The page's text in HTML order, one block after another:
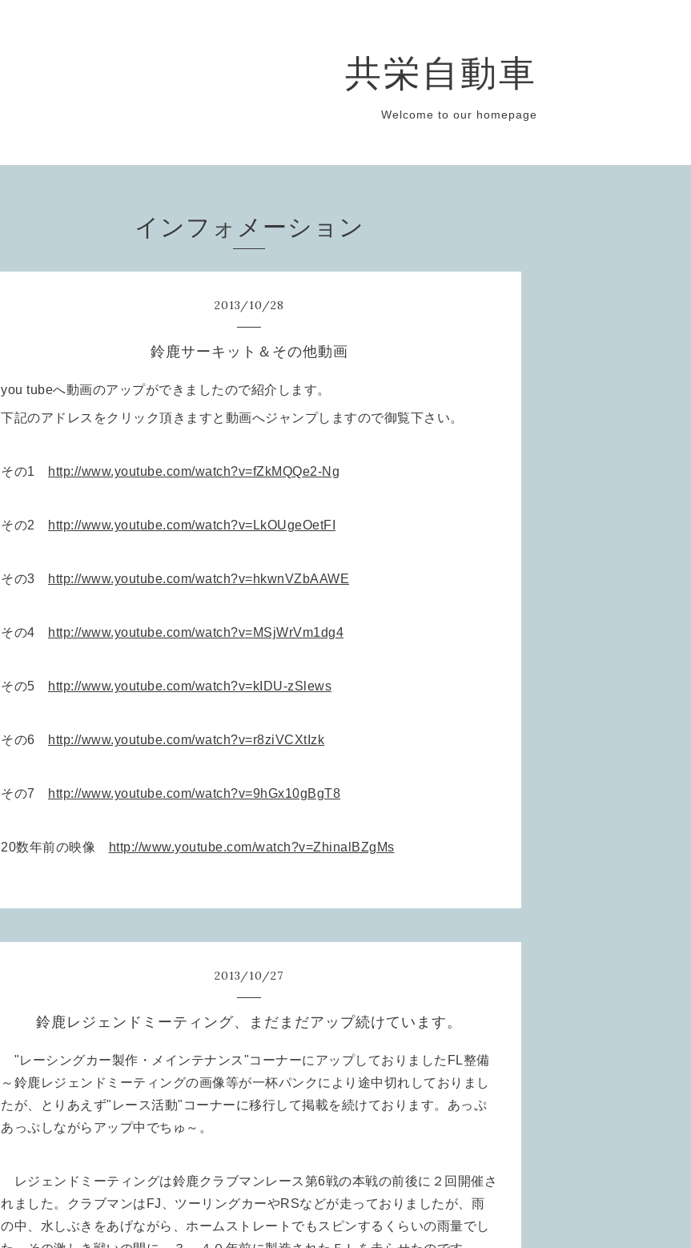
共栄自動車
Welcome to our homepage
インフォメーション
2013/10/28
鈴鹿サーキット＆その他動画
you tubeへ動画のアップができましたので紹介します。
下記のアドレスをクリック頂きますと動画へジャンプしますので御覧下さい。
その1 http://www.youtube.com/watch?v=fZkMQQe2-Ng
その2 http://www.youtube.com/watch?v=LkOUgeOetFI
その3 http://www.youtube.com/watch?v=hkwnVZbAAWE
その4 http://www.youtube.com/watch?v=MSjWrVm1dg4
その5 http://www.youtube.com/watch?v=kIDU-zSlews
その6 http://www.youtube.com/watch?v=r8ziVCXtIzk
その7 http://www.youtube.com/watch?v=9hGx10gBgT8
20数年前の映像 http://www.youtube.com/watch?v=ZhinalBZgMs
2013/10/27
鈴鹿レジェンドミーティング、まだまだアップ続けています。
"レーシングカー製作・メインテナンス"コーナーにアップしておりましたFL整備
～鈴鹿レジェンドミーティングの画像等が一杯パンクにより途中切れしておりまし
たが、とりあえず"レース活動"コーナーに移行して掲載を続けております。あっぷ
あっぷしながらアップ中でちゅ～。
レジェンドミーティングは鈴鹿クラブマンレース第6戦の本戦の前後に２回開催さ
れました。
クラブマンはFJ、ツーリングカーやRSなどが走っておりましたが、雨
の中、水しぶきをあげながら、ホームストレートでもスピンするくらいの雨量でし